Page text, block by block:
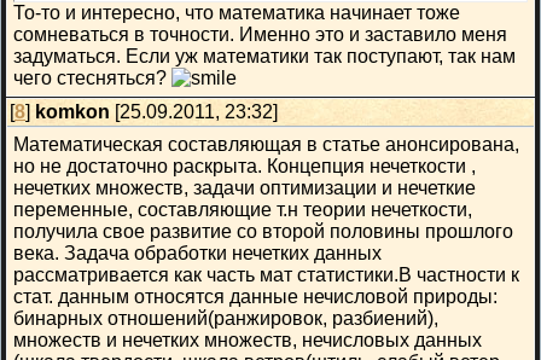
То-то и интересно, что математика начинает тоже
сомневаться в точности. Именно это и заставило меня
задуматься. Если уж математики так поступают, так нам
чего стесняться?
[8] komkon [25.09.2011, 23:32]
Математическая составляющая в статье анонсирована,
но не достаточно раскрыта. Концепция нечеткости ,
нечетких множеств, задачи оптимизации и нечеткие
переменные, составляющие т.н теории нечеткости,
получила свое развитие со второй половины прошлого
века. Задача обработки нечетких данных
рассматривается как часть мат статистики.В частности к
стат. данным относятся данные нечисловой природы:
бинарных отношений(ранжировок, разбиений),
множеств и нечетких множеств, нечисловых данных